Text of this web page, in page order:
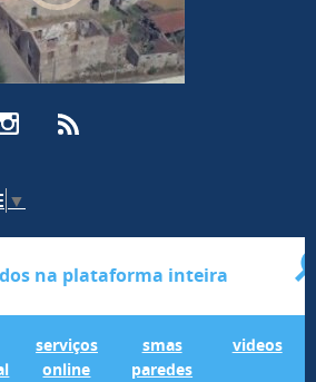
▼
serviços
online
smas
paredes
videos